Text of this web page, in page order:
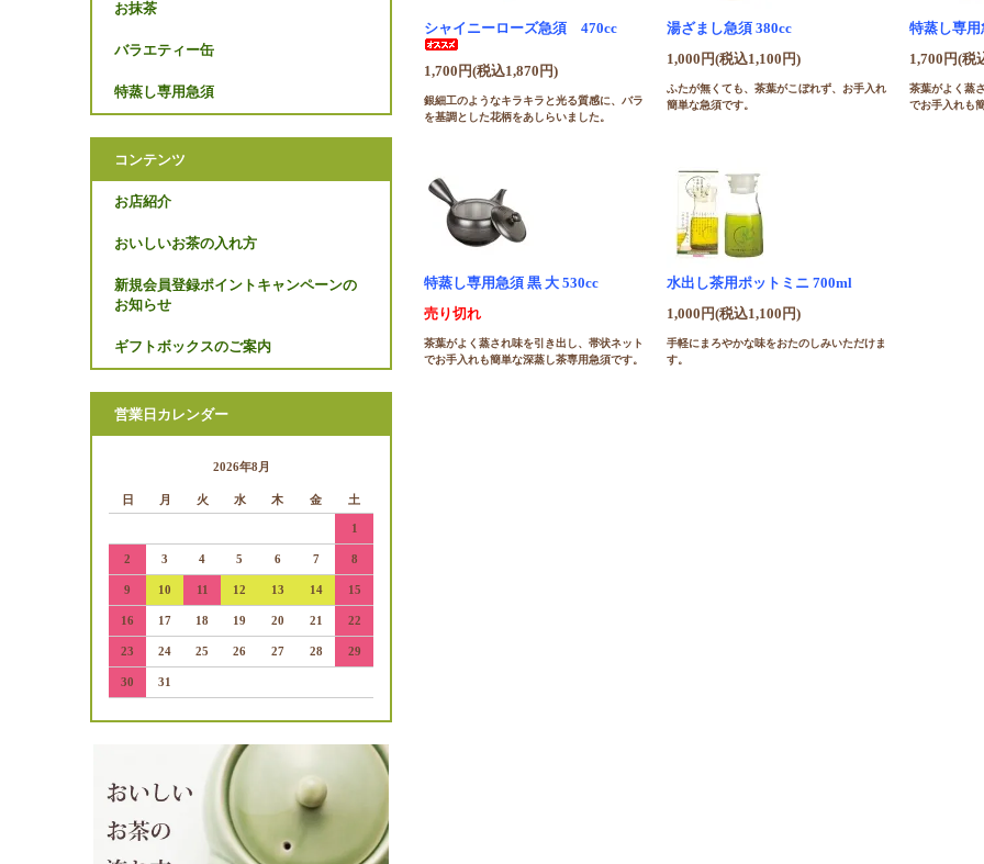
シャイニーローズ急須 470cc
1,700円(税込1,870円)
銀細工のようなキラキラと光る質感に、バラ
を基調とした花柄をあしらいました。
湯ざまし急須 380cc
1,000円(税込1,100円)
ふたが無くても、茶葉がこぼれず、お手入れ
簡単な急須です。
特蒸し専用
1,700円(税
茶葉がよく蒸
でお手入れも
特蒸し専用急須 黒 大 530cc
売り切れ
茶葉がよく蒸され味を引き出し、帯状ネット
でお手入れも簡単な深蒸し茶専用急須です。
水出し茶用ポットミニ 700ml
1,000円(税込1,100円)
手軽にまろやかな味をおたのしみいただけま
す。
お抹茶
バラエティー缶
特蒸し専用急須
コンテンツ
お店紹介
おいしいお茶の入れ方
新規会員登録ポイントキャンペーンの
お知らせ
ギフトボックスのご案内
営業日カレンダー
2026年8月
日 月 火 水 木 金 土
1
2 3 4 5 6 7 8
9 10 11 12 13 14 15
16 17 18 19 20 21 22
23 24 25 26 27 28 29
30 31